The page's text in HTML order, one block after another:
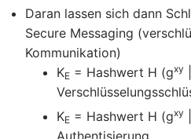
Daran lassen sich dann
Secure Messaging
Kommunikation)
KE = Hashwert H (gxy
KE = Hashwert H (gxy